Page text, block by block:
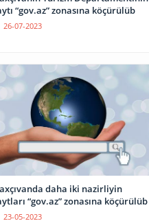
“gov.az” zonasına köçürülüb
26-07-2023
daha iki nazirliyin
“gov.az” zonasına köçürülüb
23-05-2023